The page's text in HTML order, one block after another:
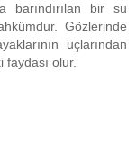
barındırılan bir su
Gözlerinde
uçlarından
olur.